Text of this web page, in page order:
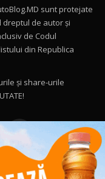
sunt protejate
dreptul de autor și
de Codul
din Republica
şi share-urile